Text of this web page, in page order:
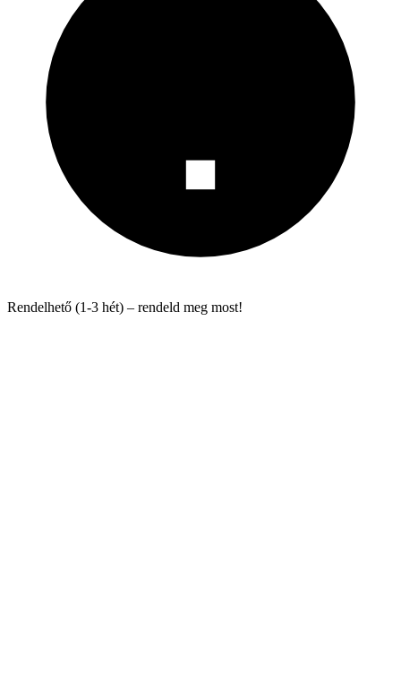
Rendelhető (1-3 hét) – rendeld meg most!